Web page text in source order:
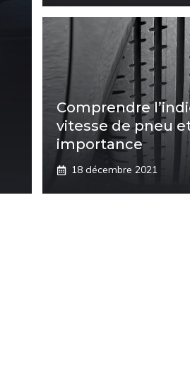
Comprendre
vitesse de pneu
importance
18 décembre 2021